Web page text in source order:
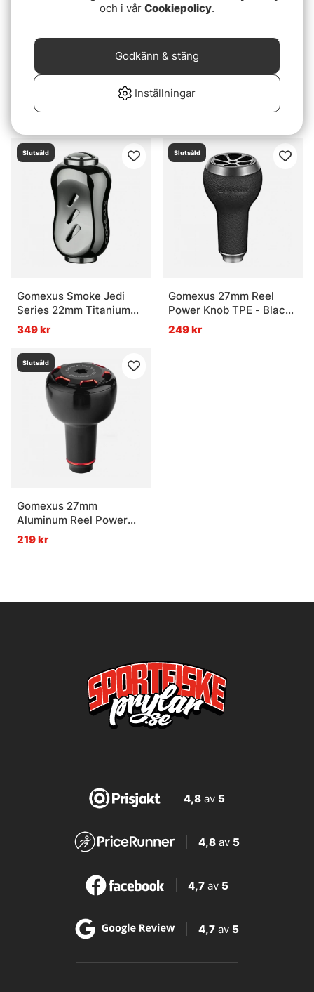
Gomexus Handle Knob
Cork For Spinning Reel -
Cork/Silver
Gomexus 27mm
Aluminum Reel Power
Knob Silver/Black
Slutsåld
Gomexus Smoke Jedi
Series 22mm Titanium
Knob - Smoke
349 kr
Slutsåld
Gomexus 27mm Reel
Power Knob TPE - Black
& Silver
249 kr
Slutsåld
Gomexus 27mm
Aluminum Reel Power
Knob Black/Red
219 kr
4,8av 5
4,8 av 5
4,7 av 5
4,7 av 5
och i vår Cookiepolicy.
Inställningar
Godkänn & stäng